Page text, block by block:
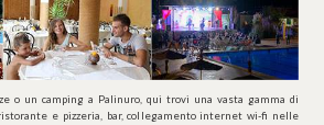
o un camping a Palinuro, qui trovi una vasta gamma di
e pizzeria, bar, collegamento internet wi-fi nelle